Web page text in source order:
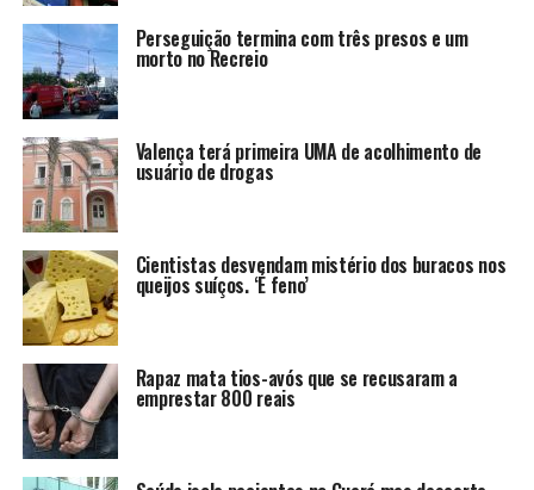
Perseguição termina com três presos e um
morto no Recreio
Valença terá primeira UMA de acolhimento de
usuário de drogas
Cientistas desvendam mistério dos buracos nos
queijos suíços. ‘É feno’
Rapaz mata tios-avós que se recusaram a
emprestar 800 reais